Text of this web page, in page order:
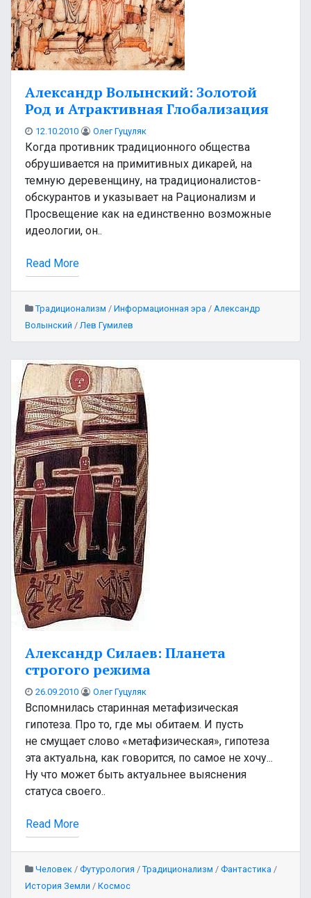
Александр Волынский: Золотой
Род и Атрактивная Глобализация
12.10.2010 Олег Гуцуляк
Когда противник традиционного общества
обрушивается на примитивных дикарей, на
темную деревенщину, на традиционалистов-
обскурантов и указывает на Рационализм и
Просвещение как на единственно возможные
идеологии, он..
Read More
Традиционализм / Информационная эра / Александр
Волынский / Лев Гумилев
Александр Силаев: Планета
строгого режима
26.09.2010 Олег Гуцуляк
Вспомнилась старинная метафизическая
гипотеза. Про то, где мы обитаем. И пусть
не смущает слово «метафизическая», гипотеза
эта актуальна, как говорится, по самое не хочу...
Ну что может быть актуальнее выяснения
статуса своего..
Read More
Человек / Футурология / Традиционализм / Фантастика /
История Земли / Космос